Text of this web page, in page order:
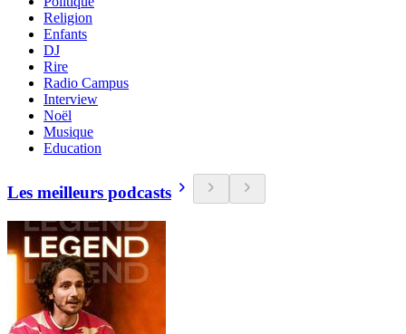
Religion
Enfants
DJ
Rire
Radio Campus
Interview
Noël
Musique
Education
Les meilleurs podcasts